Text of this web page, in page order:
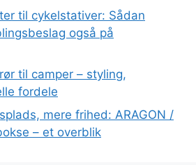
til cykelstativer: Sådan
også på
til camper – styling,
fordele
mere frihed: ARAGON /
– et overblik